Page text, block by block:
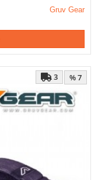
Gruv Gear
% 7
3